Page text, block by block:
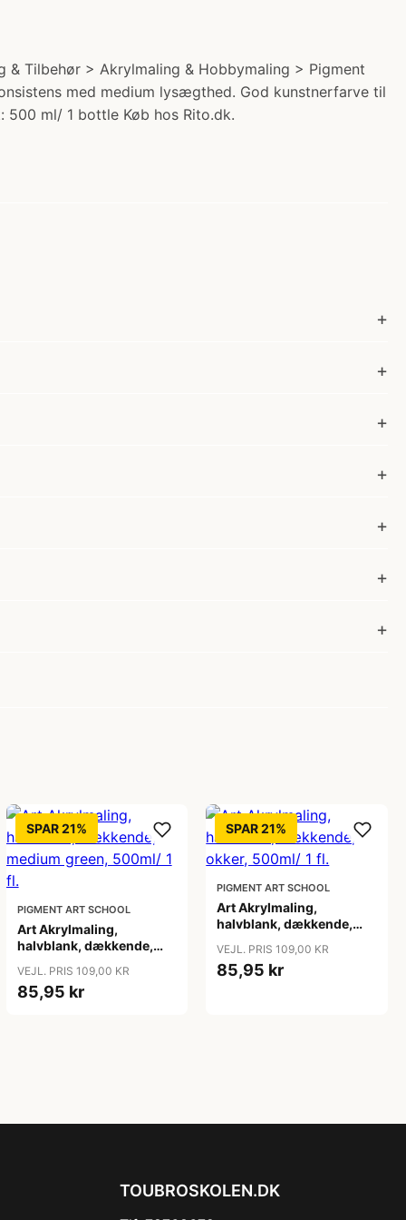
Tilbehør > Akrylmaling & Hobbymaling > Pigment
med medium lysægthed. God kunstnerfarve til
500 ml/ 1 bottle Køb hos Rito.dk.
SPAR 21%
PIGMENT ART SCHOOL
Art Akrylmaling,
halvblank, dækkende,
fl.
VEJL. PRIS 109,00 KR
85,95 kr
SPAR 21%
PIGMENT ART SCHOOL
Art Akrylmaling,
halvblank, dækkende,
VEJL. PRIS 109,00 KR
85,95 kr
TOUBROSKOLEN.DK